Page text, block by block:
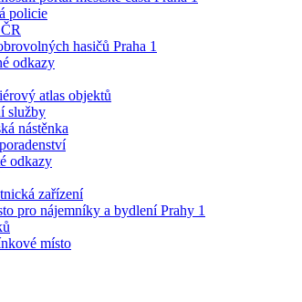
policie
hasičů Praha 1
odkazy
atlas objektů
služby
nástěnka
odkazy
zařízení
pro nájemníky a bydlení Prahy 1
místo